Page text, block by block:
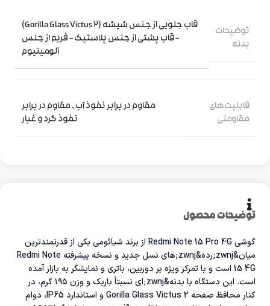
توضیحات محصول
گوشی Redmi Note 15 Pro 4G از برند شیائومی یکی از قدرتمندترین
میان&zwnj;رده&zwnj;های نسل جدید و نسخه پیشرفته Redmi Note
15 4G است و با تمرکز ویژه بر دوربین، باتری و نمایشگر به بازار آمده
است. این دستگاه با بدنه&zwnj;ای نسبتاً باریک و وزن ۱۹۵ گرم، در
کنار محافظ صفحه Gorilla Glass Victus 2 و استاندارد IP65، دوام
توضیحات
بدنه
قاب جلویی از جنس شیشه (Gorilla Glass Victus 2)
– قاب پشتی از جنس پلاستیک – فریم از جنس
آلومینیوم
قابلیت‌های
مقاومتی
مقاوم در برابر نفوذ آب,مقاوم در برابر
نفوذ گرد و غبار